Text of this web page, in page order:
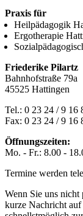
Praxis für
Heilpädagogik
Ergotherapie
Friederike Pilartz
Bahnhofstraße 79a
45525 Hattingen
Tel.: 0 23 24 / 9 16
Fax: 0 23 24 / 9 16
Öffnungszeiten:
Mo. - Fr.: 8.00 -
Termine werden
Wenn Sie uns nicht
kurze Nachricht